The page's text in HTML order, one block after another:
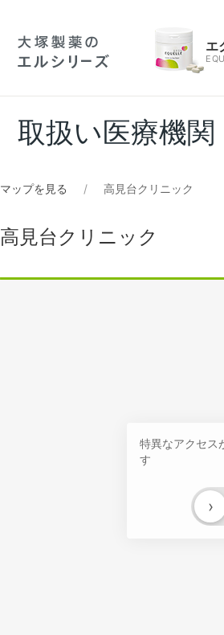
エ
取扱い医療機関
マップを見る 高見台クリニック
高見台クリニック
特異なアクセス
す
›